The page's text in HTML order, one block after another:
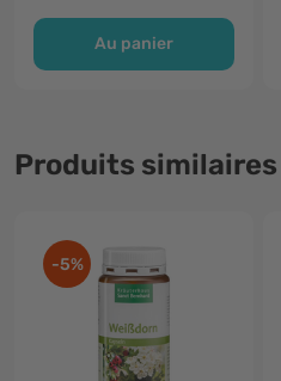
Au panier
Produits similaires
-5%